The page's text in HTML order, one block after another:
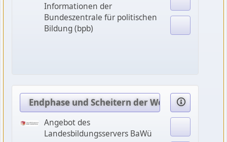
Informationen der
Bundeszentrale für politischen
Bildung (bpb)
Endphase und Scheitern der Weimarer
Angebot des
Landesbildungsservers BaWü